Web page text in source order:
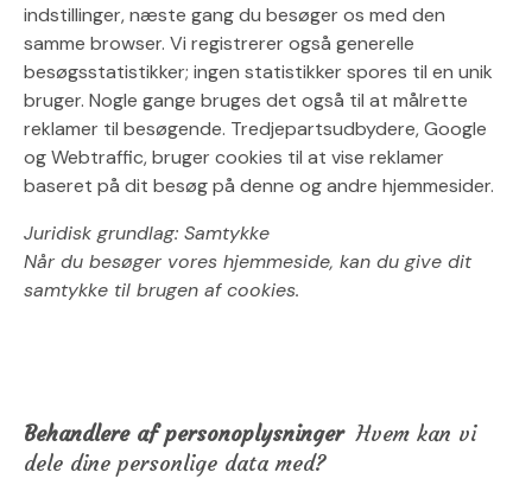
indstillinger, næste gang du besøger os med den
samme browser. Vi registrerer også generelle
besøgsstatistikker; ingen statistikker spores til en unik
bruger. Nogle gange bruges det også til at målrette
reklamer til besøgende. Tredjepartsudbydere, Google
og Webtraffic, bruger cookies til at vise reklamer
baseret på dit besøg på denne og andre hjemmesider.
Juridisk grundlag: Samtykke
Når du besøger vores hjemmeside, kan du give dit
samtykke til brugen af cookies.
Behandlere af personoplysningerHvem kan vi
dele dine personlige data med?